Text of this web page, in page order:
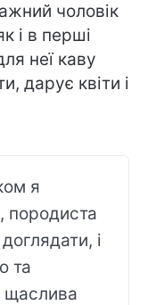
чоловік
і в перші
неї каву
дарує квіти і
я
породиста
і
та
щаслива